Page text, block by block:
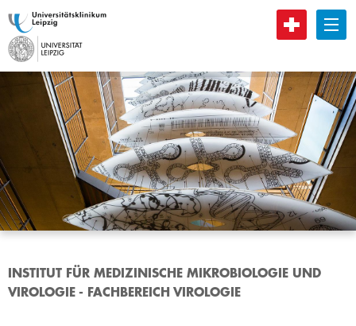
B
INSTITUT FÜR MEDIZINISCHE MIKROBIOLOGIE UND
VIROLOGIE - FACHBEREICH VIROLOGIE